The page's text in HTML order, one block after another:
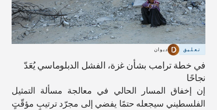
تعليق ديوان
في خطة ترامب بشأن غزة، الفشل الدبلوماسي يُعَدّ
نجاحًا
إن إخفاق المسار الحالي في معالجة مسألة التمثيل
الفلسطيني سيجعله حتمًا يفضي إلى مجرّد ترتيبٍ مؤقّتٍ